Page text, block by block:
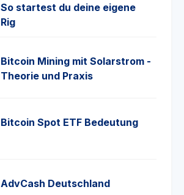
So startest du deine eigene
Rig
Bitcoin Mining mit Solarstrom -
Theorie und Praxis
Bitcoin Spot ETF Bedeutung
AdvCash Deutschland